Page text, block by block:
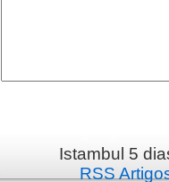
Istambul 5
RSS